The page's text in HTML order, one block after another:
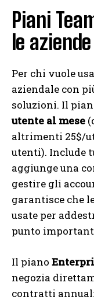
Piani
le aziende
Per chi vuole
aziendale con
soluzioni. Il
utente al mese
altrimenti 25$/
utenti). Include
aggiunge una
gestire gli
garantisce che
usate per
punto
Il piano
negozia
contratti